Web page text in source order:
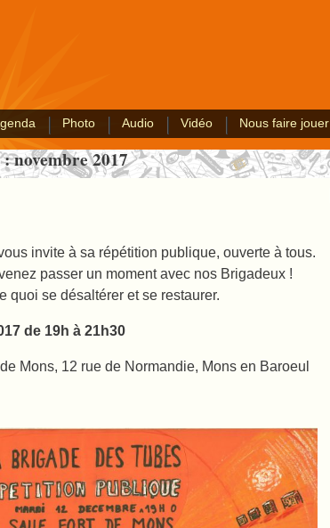
Photo Audio Vidéo Nous faire jouer
:novembre 2017
invite à sa répétition publique, ouverte à tous.
passer un moment avec nos Brigadeux !
quoi se désaltérer et se restaurer.
de 19h à 21h30
Mons, 12 rue de Normandie, Mons en Baroeul